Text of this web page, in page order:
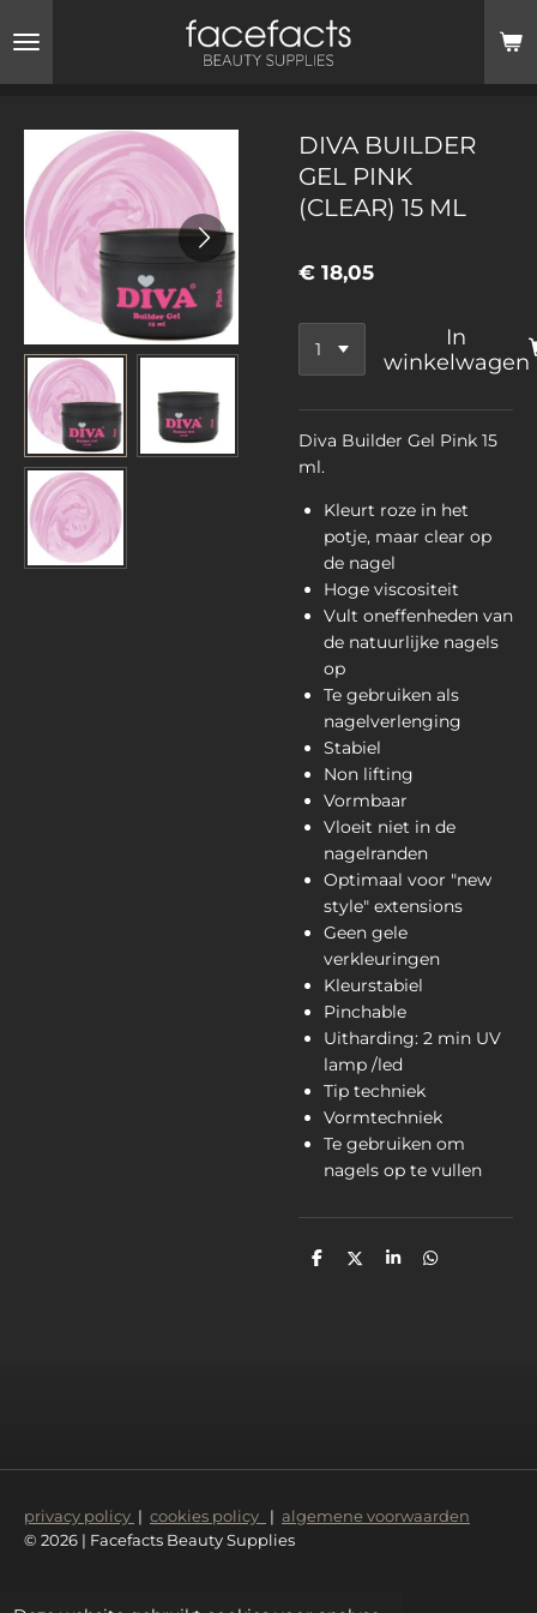
direct
hoofdinhoud
DIVA BUILDER
GEL PINK
(CLEAR) 15 ML
€ 18,05
In
winkelwagen
Diva Builder Gel Pink 15
ml​.
Kleurt roze in het
potje, maar clear op
de nagel
Hoge viscositeit
Vult oneffenheden van
de natuurlijke nagels
op
Te gebruiken als
nagelverlenging
Stabiel
Non lifting
Vormbaar
Vloeit niet in de
nagelranden
Optimaal voor "new
style" extensions
Geen gele
verkleuringen
Kleurstabiel
Pinchable
Uitharding: 2 min UV
lamp /led
Tip techniek
Vormtechniek
Te gebruiken om
nagels op te vullen
D
D
S
D
privacy policy | cookies policy | algemene voorwaarden
© 2026 | Facefacts Beauty Supplies